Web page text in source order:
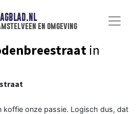
en omgeving
in
koffie onze passie. Logisch dus, dat